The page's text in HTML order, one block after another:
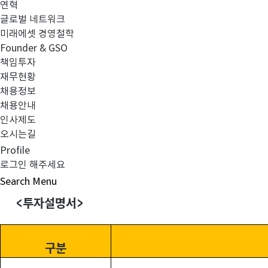
연혁
글로벌 네트워크
미래에셋 경영철학
Founder & GSO
책임투자
재무현황
채용정보
채용안내
인사제도
오시는길
Profile
로그인 해주세요
Search Menu
2)
3)투자 전략 수정
4)자본시장법 시행령 개정사항 반영
효력발생 예정일:
변경 내용:
1) 투자신탁 유형 변경
<투자설명서>
구분